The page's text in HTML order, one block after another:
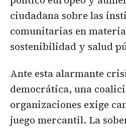
ciudadana sobre las
comunitarias en
sostenibilidad y salud
Ante esta alarmante
democrática, una
organizaciones exige
juego mercantil. La